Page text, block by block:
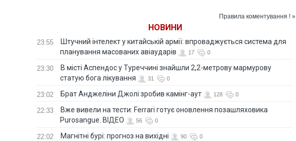
Правила коментування ! »
НОВИНИ
23:55
Штучний інтелект у китайській армії: впроваджується система для
планування масованих авіаударів
17 0
23:30
В місті Аспендос у Туреччині знайшли 2,2-метрову мармурову
статую бога лікування
31 0
23:02 Брат Анджеліни Джолі зробив камінг-аут 128 0
22:33
Вже вивели на тести: Ferrari готує оновлення позашляховика
Purosangue. ВІДЕО
56 0
22:02 Магнітні бурі: прогноз на вихідні 90 0